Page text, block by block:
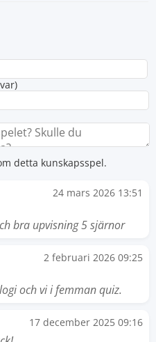
detta kunskapsspel.
24 mars 2026 13:51
bra upvisning 5 sjärnor
2 februari 2026 09:25
och vi i femman quiz.
17 december 2025 09:16